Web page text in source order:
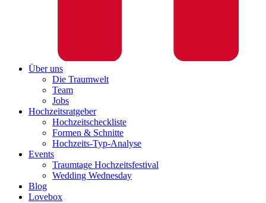
Über uns
Die Traumwelt
Team
Jobs
Hochzeitsratgeber
Hochzeitscheckliste
Formen & Schnitte
Hochzeits-Typ-Analyse
Events
Traumtage Hochzeitsfestival
Wedding Wednesday
Blog
Lovebox